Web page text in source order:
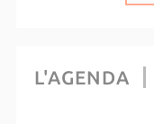
L'AGENDA